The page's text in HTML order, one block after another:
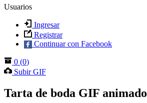
Usuarios
Ingresar
Registrar
Continuar con Facebook
0 (0)
Subir GIF
Tarta de boda GIF animado